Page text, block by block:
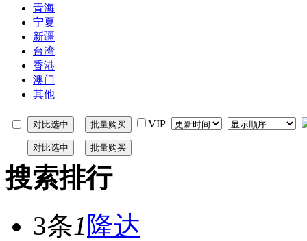
青海
宁夏
新疆
台湾
香港
澳门
其他
VIP
搜索排行
3条1 隆达